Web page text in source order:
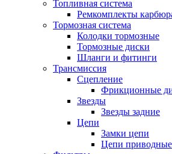
Топливная система
Ремкомплекты
Тормозная система
Колодки тормозные
Тормозные диски
Шланги и фитинги
Трансмиссия
Cцепление
Фрикционные
Звезды
Звезды задние
Цепи
Замки цепи
Цепи приводные